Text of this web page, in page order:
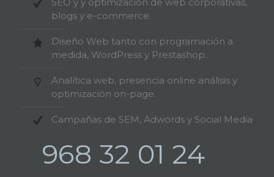
blogs y e-commerce.
Diseño Web tanto con programación a
medida, WordPress y Prestashop..
Analítica web, presencia online análisis y
optimización on-page.
Campañas de SEM, Adwords y Social Media
968 32 01 24